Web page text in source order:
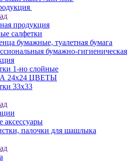
продукция
салфетки
бумажные, туалетная бумага
бумажно-гигиеническая
1-но слойные
24х24 ЦВЕТЫ
33х33
аксессуары
палочки для шашлыка